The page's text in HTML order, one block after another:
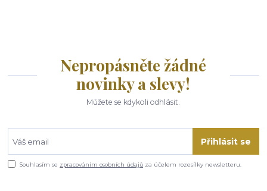
Nepropásněte žádné
novinky a slevy!
Můžete se kdykoli odhlásit.
Přihlásit se
Souhlasím se zpracováním osobních údajů za účelem rozesílky newsletteru.